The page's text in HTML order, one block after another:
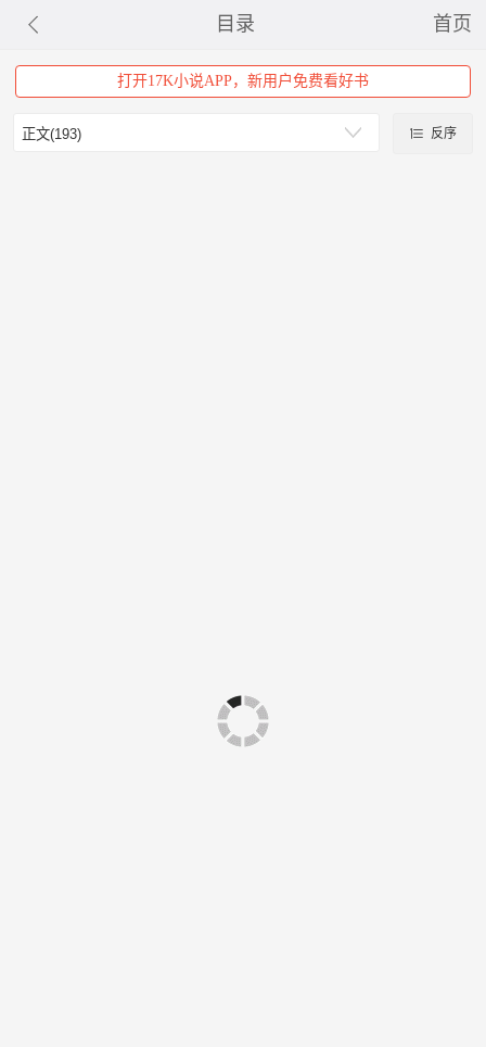
目录 首页
打开17K小说APP，新用户免费看好书
反序